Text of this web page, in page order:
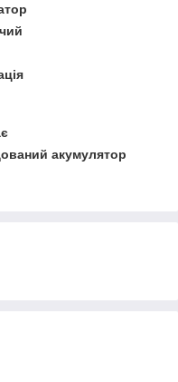
акумулятор